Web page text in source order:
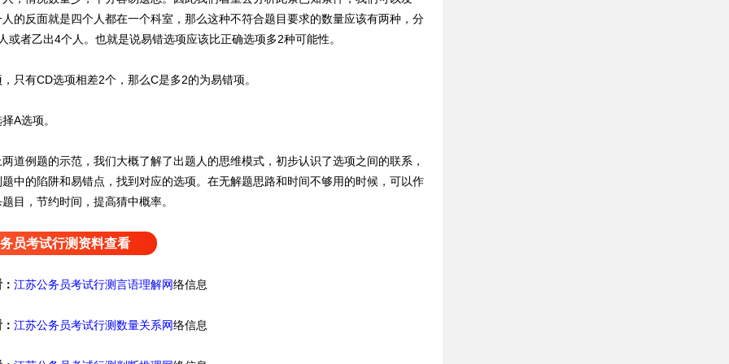
的反面就是四个人都在一个科室，那么这种不符合题目要求的数量应该有两种，分
或者乙出4个人。也就是说易错选项应该比正确选项多2种可能性。
有CD选项相差2个，那么C是多2的为易错项。
选项。
例题的示范，我们大概了解了出题人的思维模式，初步认识了选项之间的联系，
中的陷阱和易错点，找到对应的选项。在无解题思路和时间不够用的时候，可以作
目，节约时间，提高猜中概率。
员考试行测资料查看
江苏公务员考试行测言语理解网络信息
江苏公务员考试行测数量关系网络信息